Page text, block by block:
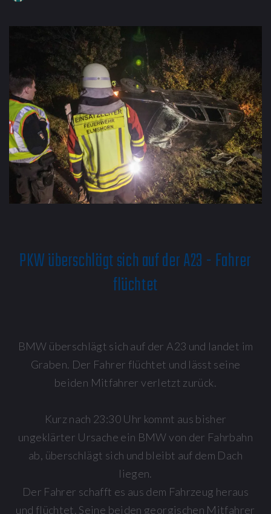
PKW überschlägt sich auf der A23 - Fahrer
flüchtet
BMW überschlägt sich auf der A23 und landet im
Graben. Der Fahrer flüchtet und lässt seine
beiden Mitfahrer verletzt zurück.
Kurz nach 23:30 Uhr kommt aus bisher
ungeklärter Ursache ein BMW von der Fahrbahn
ab, überschlägt sich und bleibt auf dem Dach
liegen.
Der Fahrer schafft es aus dem Fahrzeug heraus
und flüchtet. Seine beiden georgischen Mitfahrer